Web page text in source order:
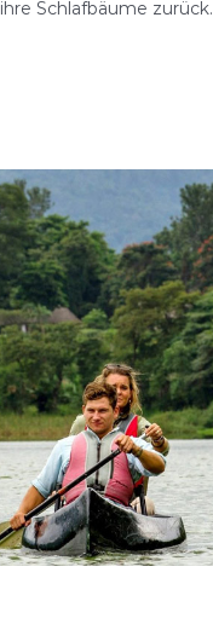
ihre Schlafbäume zurück.